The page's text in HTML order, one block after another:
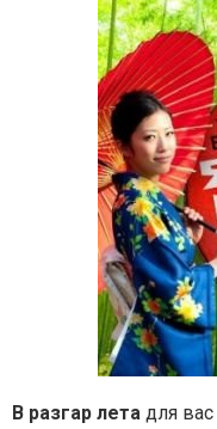
В разгар лета для